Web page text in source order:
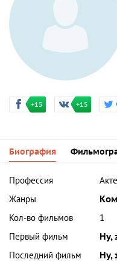
+15 +15
Биография
Профессия
Жанры
Кол-во фильмов
1
Первый фильм
Ну,
Последний фильм
Ну,